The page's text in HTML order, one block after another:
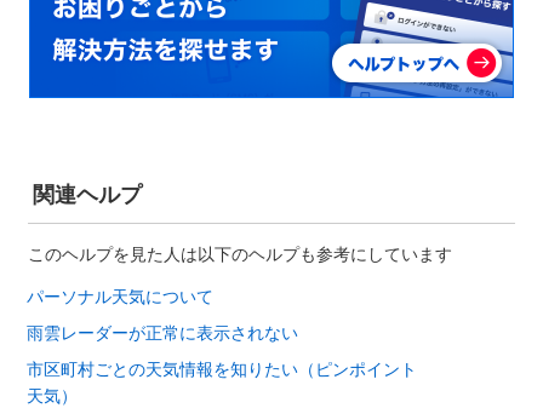
関連ヘルプ
このヘルプを見た人は以下のヘルプも参考にしています
パーソナル天気について
雨雲レーダーが正常に表示されない
市区町村ごとの天気情報を知りたい（ピンポイント
天気）